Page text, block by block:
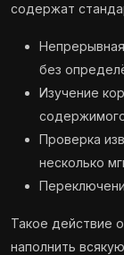
содержат
без
Изучение
Проверка
несколько
Такое действие
наполнить